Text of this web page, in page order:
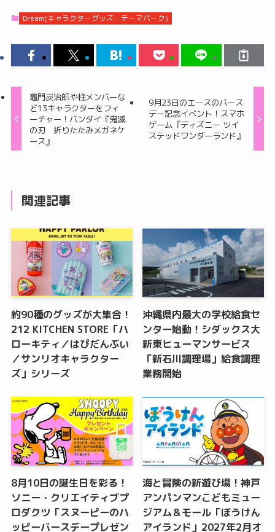
Dream(キャラクターグッズ・テーマパーク)
竈門炭治郎や柱メンバーな
ど13キャラクターをフィ
ーチャー！バンダイ『鬼滅
の刃 折りたたみメガネケ
ース』
9月23日のエースのバース
デー記念イベント！スマホ
ゲーム『ディズニー ツイ
ステッドワンダーランド』
関連記事
約90種のグッズが大集合！
212 KITCHEN STORE「ハ
ローキティ／はぴだんぶい
／サンリオキャラクター
ズ」シリーズ
沖縄県内最大の学校給食セ
ンター始動！シダックス大
新東ヒューマンサービス
「新石川調理場」給食調理
業務開始
8月10日の誕生日を彩る！
ソニー・クリエイティブプ
ロダクツ「スヌーピーのハ
ッピーバースデープレゼン
海と冒険の新遊び場！神戸
アンパンマンこどもミュー
ジアム＆モール「ぼうけん
アイランド」2027年2月オ